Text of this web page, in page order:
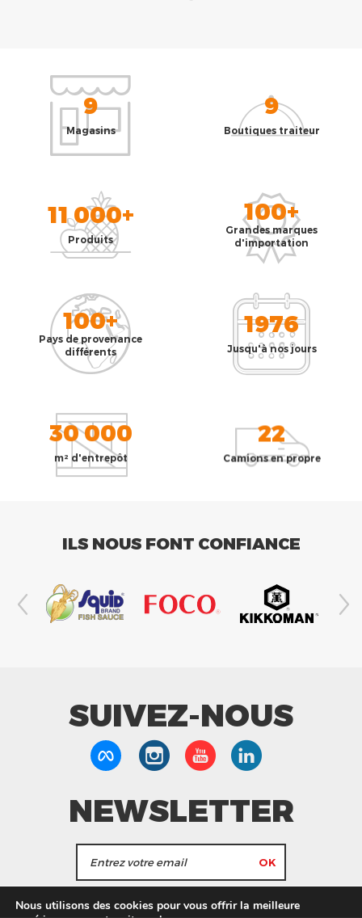
9
Magasins
9
Boutiques traiteur
11 000+
Produits
100+
Grandes marques
d'importation
100+
Pays de provenance
différents
1976
Jusqu'à nos jours
30 000
m² d'entrepôt
22
Camions en propre
ILS NOUS FONT CONFIANCE
SUIVEZ-NOUS
NEWSLETTER
J'accepte de recevoir les actualités et les
Nous utilisons des cookies pour vous offrir la meilleure